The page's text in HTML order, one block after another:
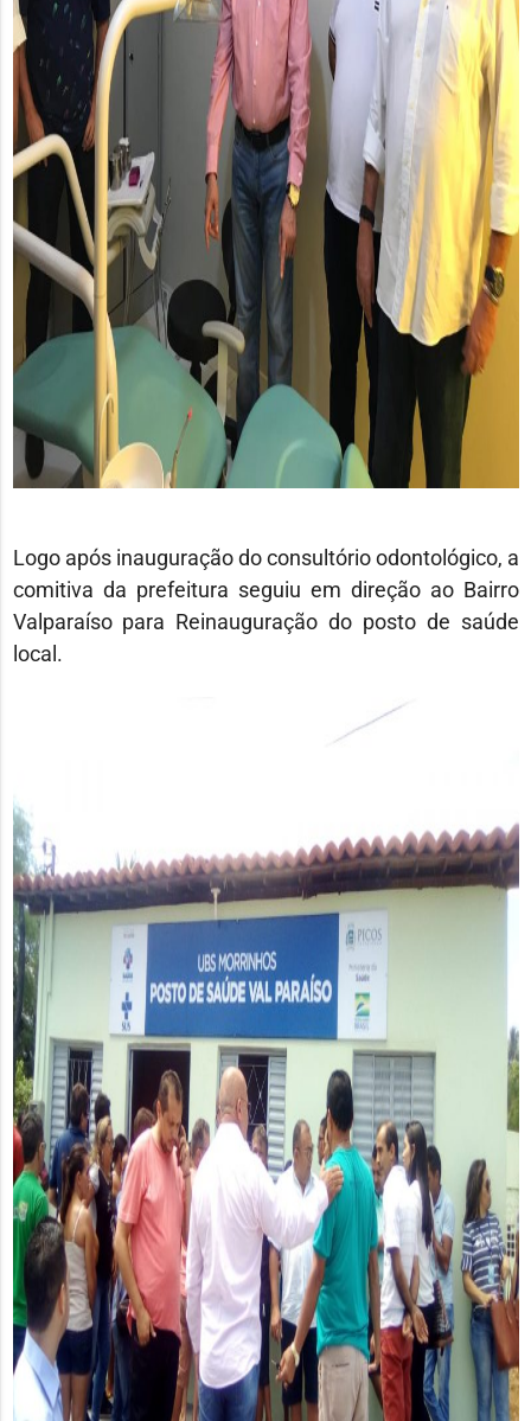
Logo após inauguração do consultório odontológico, a
comitiva da prefeitura seguiu em direção ao Bairro
Valparaíso para Reinauguração do posto de saúde
local.